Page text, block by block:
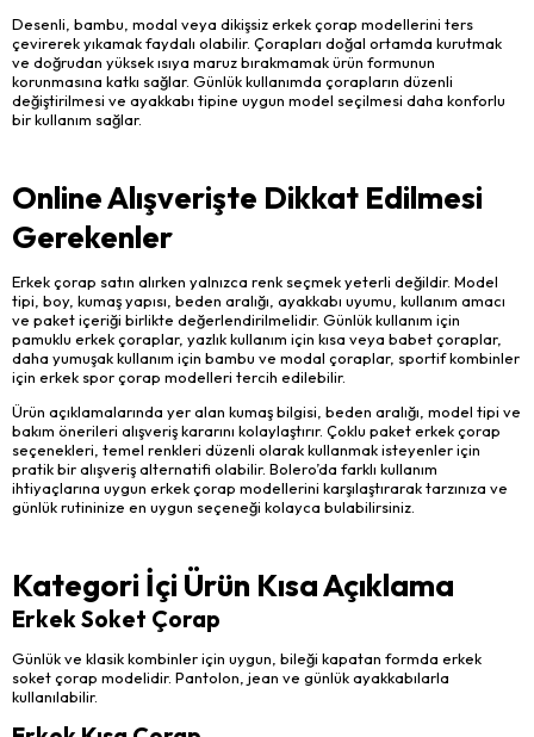
Desenli, bambu, modal veya dikişsiz erkek çorap modellerini ters
çevirerek yıkamak faydalı olabilir. Çorapları doğal ortamda kurutmak
ve doğrudan yüksek ısıya maruz bırakmamak ürün formunun
korunmasına katkı sağlar. Günlük kullanımda çorapların düzenli
değiştirilmesi ve ayakkabı tipine uygun model seçilmesi daha konforlu
bir kullanım sağlar.
Online Alışverişte Dikkat Edilmesi
Gerekenler
Erkek çorap satın alırken yalnızca renk seçmek yeterli değildir. Model
tipi, boy, kumaş yapısı, beden aralığı, ayakkabı uyumu, kullanım amacı
ve paket içeriği birlikte değerlendirilmelidir. Günlük kullanım için
pamuklu erkek çoraplar, yazlık kullanım için kısa veya babet çoraplar,
daha yumuşak kullanım için bambu ve modal çoraplar, sportif kombinler
için erkek spor çorap modelleri tercih edilebilir.
Ürün açıklamalarında yer alan kumaş bilgisi, beden aralığı, model tipi ve
bakım önerileri alışveriş kararını kolaylaştırır. Çoklu paket erkek çorap
seçenekleri, temel renkleri düzenli olarak kullanmak isteyenler için
pratik bir alışveriş alternatifi olabilir. Bolero’da farklı kullanım
ihtiyaçlarına uygun erkek çorap modellerini karşılaştırarak tarzınıza ve
günlük rutininize en uygun seçeneği kolayca bulabilirsiniz.
Kategori İçi Ürün Kısa Açıklama
Erkek Soket Çorap
Günlük ve klasik kombinler için uygun, bileği kapatan formda erkek
soket çorap modelidir. Pantolon, jean ve günlük ayakkabılarla
kullanılabilir.